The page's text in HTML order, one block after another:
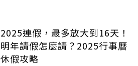
2025連假，最多放大到16天！
明年請假怎麼請？2025行事曆
休假攻略